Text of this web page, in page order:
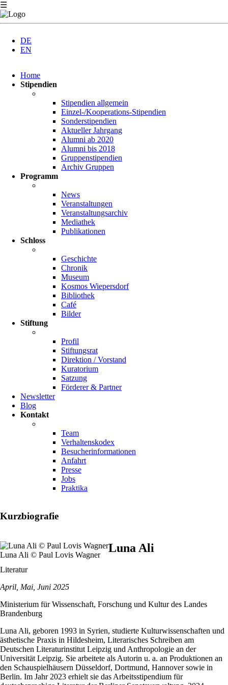
☰
DE
EN
überspringen
Home
Stipendien
Stipendien allgemein
Einzel-/Kooperations-Stipendien
Sonderstipendien
Aktueller Jahrgang
Alumni ab 2020
Alumni bis 2018
Gruppenstipendien
Archiv Gruppen
Programm
News
Veranstaltungen
Veranstaltungsarchiv
Mediathek
Publikationen
Schloss
Geschichte
Chronik
Museum
Kosmos Wiepersdorf
Bibliothek
Café
Bilder
Stiftung
Profil
Stiftungsrat
Direktion / Vorstand
Kuratorium
Satzung
Förderer & Partner
Newsletter
Blog
Kontakt
Team
Verhaltenskodex
Besucherinformationen
Anfahrt
Presse
Jobs
Praktika
Kurzbiografie
Luna Ali © Paul Lovis Wagner
Luna Ali
Literatur
April, Mai, Juni 2025
Ministerium für Wissenschaft, Forschung und Kultur des Landes
Brandenburg
Luna Ali, geboren 1993 in Syrien, studierte Kulturwissenschaften und
ästhetische Praxis in Hildesheim, Literarisches Schreiben am
Deutschen Literaturinstitut Leipzig und Anthropologie an der
Universität Leipzig. Sie arbeitete als Autorin u. a. an Produktionen an
den Schauspielhäusern Düsseldorf, Dortmund, Hannover sowie in
Berlin. Im Jahr 2023 erhielt sie das Arbeitsstipendium für